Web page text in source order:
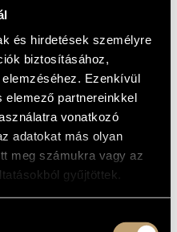
és hirdetések személyre
biztosításához,
Ezenkívül
elemező partnereinkkel
vonatkozó
adatokat más olyan
meg számukra vagy az
gyűjtöttek.